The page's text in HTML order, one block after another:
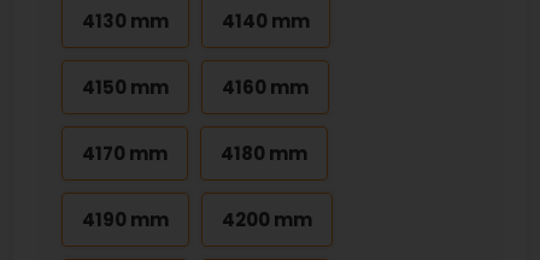
4130 mm 4140 mm
4150 mm 4160 mm
4170 mm 4180 mm
4190 mm 4200 mm